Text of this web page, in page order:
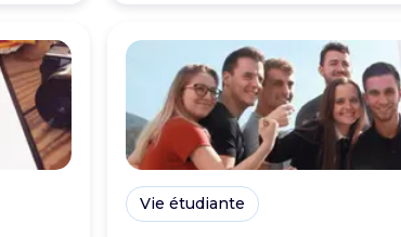
Vie étudiante